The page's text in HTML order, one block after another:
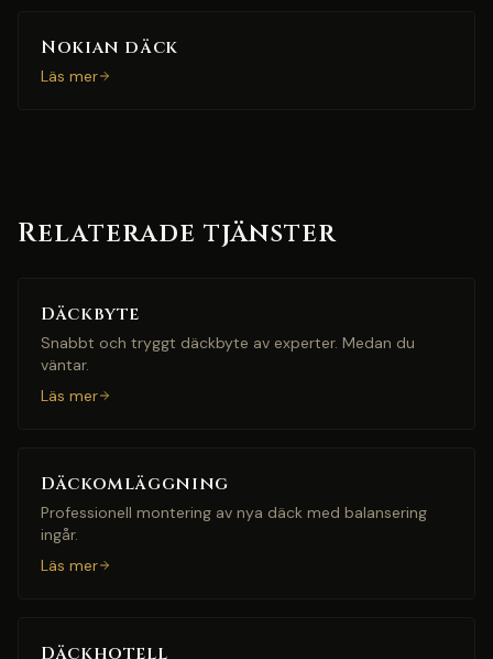
Nokian däck
Läs mer
Relaterade tjänster
Däckbyte
Snabbt och tryggt däckbyte av experter. Medan du
väntar.
Läs mer
Däckomläggning
Professionell montering av nya däck med balansering
ingår.
Läs mer
Däckhotell